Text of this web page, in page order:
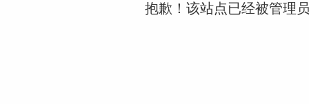
抱歉！该站点已经被管理